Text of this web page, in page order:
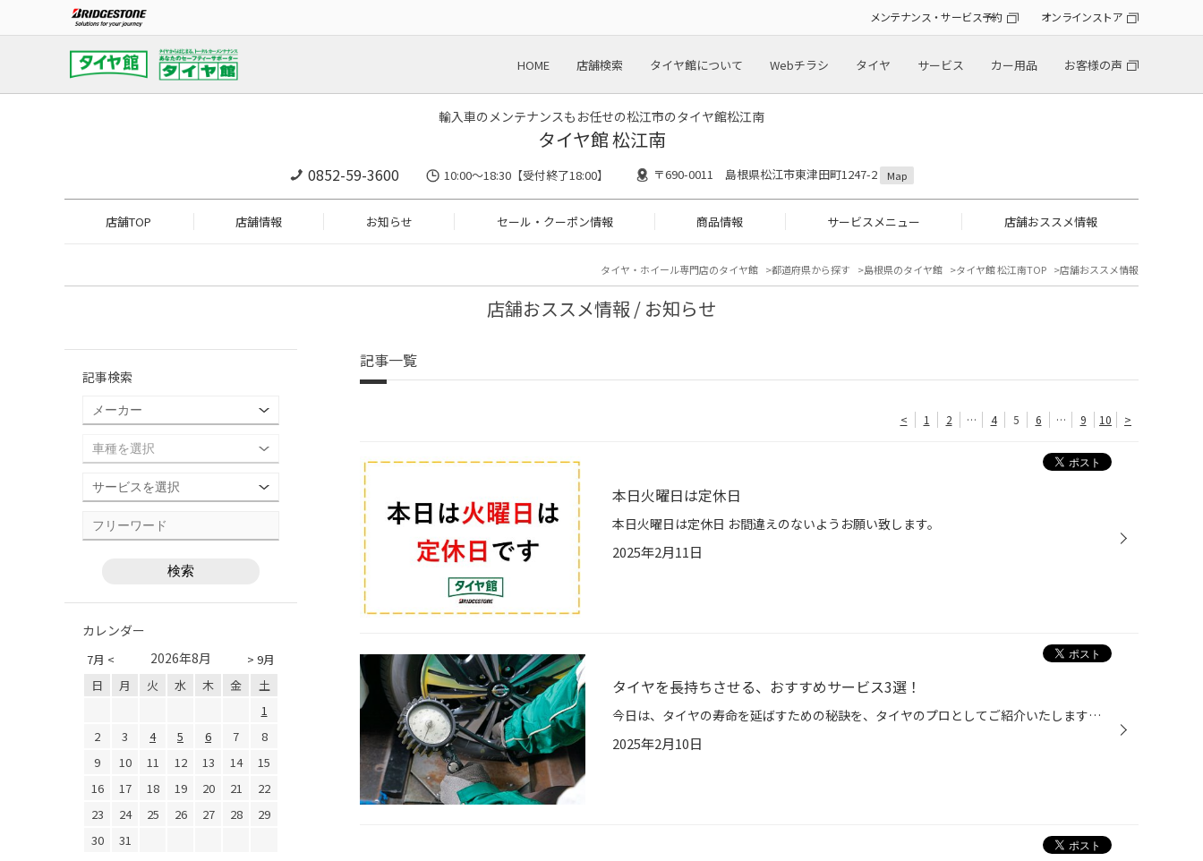
メンテナンス・サービス予約 オンラインストア
HOME 店舗検索 タイヤ館について Webチラシ タイヤ サービス カー用品 お客様の声
輸入車のメンテナンスもお任せの松江市のタイヤ館松江南
タイヤ館 松江南
0852-59-3600 10:00～18:30【受付終了18:00】 〒690-0011 島根県松江市東津田町1247-2 Map
店舗TOP 店舗情報 お知らせ セール・クーポン情報 商品情報 サービスメニュー 店舗おススメ情報
タイヤ・ホイール専門店のタイヤ館 都道府県から探す 島根県のタイヤ館 タイヤ館 松江南TOP 店舗おススメ情報
店舗おススメ情報 / お知らせ
記事一覧
< 1 2 … 4 5 6 … 9 10 >
本日火曜日は定休日
本日火曜日は定休日 お間違えのないようお願い致します。
2025年2月11日
タイヤを長持ちさせる、おすすめサービス3選！
今日は、タイヤの寿命を延ばすための秘訣を、タイヤのプロとしてご紹介いたします！ ①タイヤ点検／空気圧充填 皆さんはクルマにお乗りになる際、タイヤの状態を気にしていますか？ 定期的なタイヤ点検は、安全・安心な走行のためにとても大切です。 とくにタイヤの空気圧不足に気付かず運転している...
2025年2月10日
記事検索
カレンダー
7月 < > 9月
2026年8月
日 月 火 水 木 金
土
1
2
3 4 5 6 7
8
9
10 11 12 13 14
15
16
17 18 19 20 21
22
23
24 25 26 27 28
29
30
31